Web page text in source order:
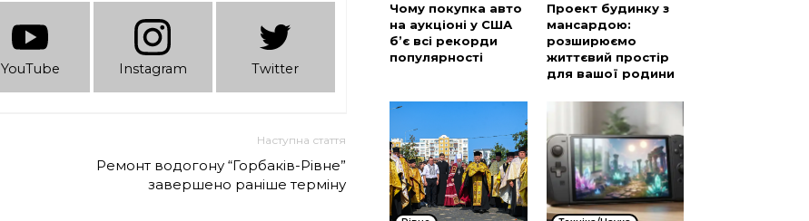
YouTube Instagram Twitter
Наступна стаття
Ремонт водогону “Горбаків-Рівне”
завершено раніше терміну
Чому покупка авто
на аукціоні у США
б’є всі рекорди
популярності
Проект будинку з
мансардою:
розширюємо
життєвий простір
для вашої родини